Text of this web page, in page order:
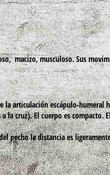
macizo, musculoso. Sus
la articulación escápulo-humeral
la cruz). El cuerpo es compacto.
pecho la distancia es